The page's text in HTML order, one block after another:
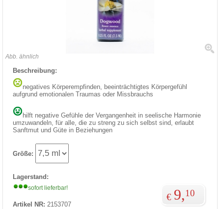
Abb. ähnlich
Beschreibung:
negatives Körperempfinden, beeinträchtigtes Körpergefühl
aufgrund emotionalen Traumas oder Missbrauchs
hilft negative Gefühle der Vergangenheit in seelische Harmonie
umzuwandeln, für alle, die zu streng zu sich selbst sind, erlaubt
Sanftmut und Güte in Beziehungen
Größe:
Lagerstand:
sofort lieferbar!
Artikel NR: 2153707
€ 9,10